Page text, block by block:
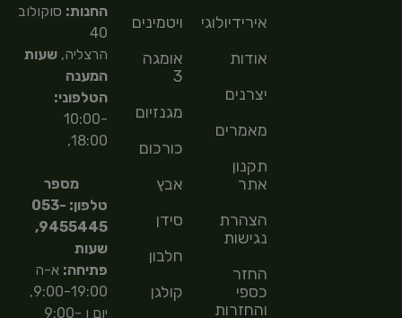
אירידיולוגיה
אודות
יצרנים
מאמרים
תקנון
אתר
הצהרת
נגישות
החזר
כספי
והחזרות
ויטמינים
אומגה
3
מגנזיום
כורכום
אבץ
סידן
חלבון
קולגן
החנות: סוקולוב
40
הרצליה,שעות
המענה
הטלפוני:
10:00-
18:00,
מספר
טלפון: 053-
9455445,
שעות
פתיחה: א-ה
9:00-19:00,
יום ו 9:00-